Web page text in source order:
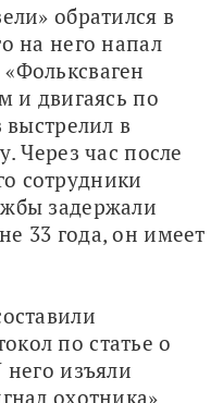
обратился в
на него напал
и двигаясь по
выстрелил в
Через час после
сотрудники
задержали
33 года, он имеет
по статье о
него изъяли
охотника».